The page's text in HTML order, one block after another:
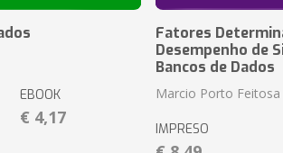
EBOOK
€ 4,17
Fatores
Desempenho de
Bancos de Dados
Marcio Porto Feitosa
IMPRESO